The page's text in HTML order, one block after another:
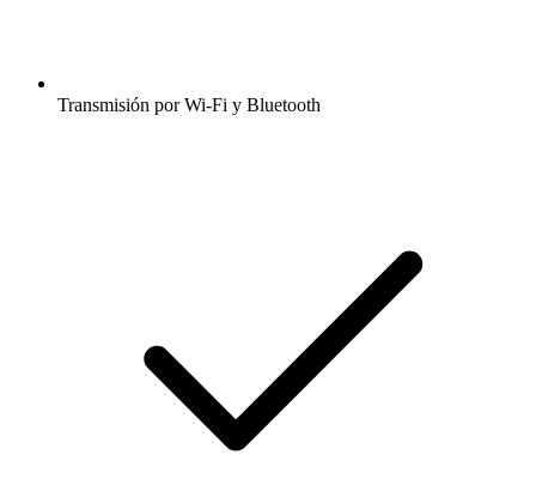
Transmisión por Wi-Fi y Bluetooth